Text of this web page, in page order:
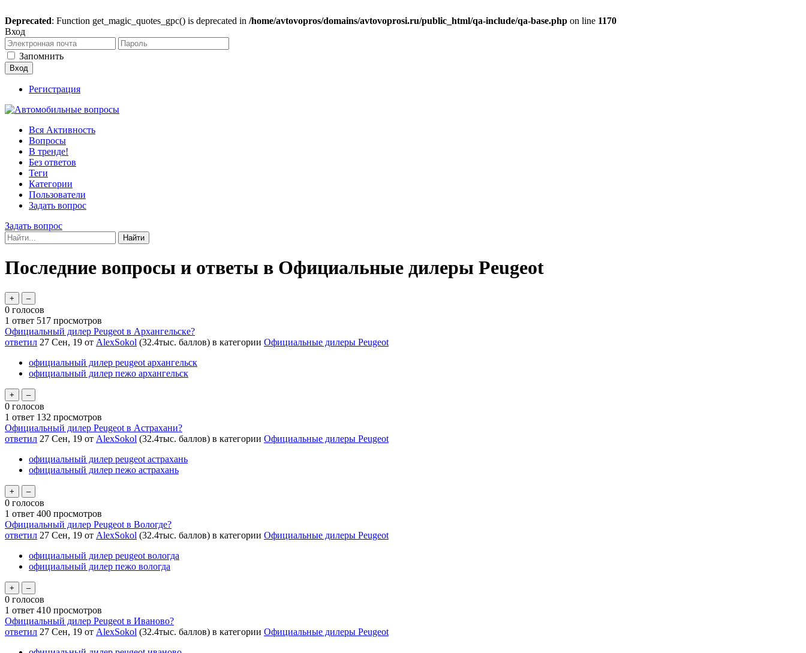
Deprecated: Function get_magic_quotes_gpc() is deprecated in /home/avtovopros/domains/avtovoprosi.ru/public_html/qa-include/qa-base.php on line 1170
Вход
Запомнить
Регистрация
Вся Активность
Вопросы
В тренде!
Без ответов
Теги
Категории
Пользователи
Задать вопрос
Задать вопрос
Последние вопросы и ответы в Официальные дилеры Peugeot
0 голосов
1 ответ 517 просмотров
Официальный дилер Peugeot в Архангельске?
ответил 27 Сен, 19 от AlexSokol (32.4тыс. баллов) в категории Официальные дилеры Peugeot
официальный дилер peugeot архангельск
официальный дилер пежо архангельск
0 голосов
1 ответ 132 просмотров
Официальный дилер Peugeot в Астрахани?
ответил 27 Сен, 19 от AlexSokol (32.4тыс. баллов) в категории Официальные дилеры Peugeot
официальный дилер peugeot астрахань
официальный дилер пежо астрахань
0 голосов
1 ответ 400 просмотров
Официальный дилер Peugeot в Вологде?
ответил 27 Сен, 19 от AlexSokol (32.4тыс. баллов) в категории Официальные дилеры Peugeot
официальный дилер peugeot вологда
официальный дилер пежо вологда
0 голосов
1 ответ 410 просмотров
Официальный дилер Peugeot в Иваново?
ответил 27 Сен, 19 от AlexSokol (32.4тыс. баллов) в категории Официальные дилеры Peugeot